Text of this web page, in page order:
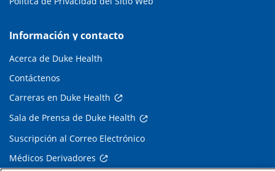
Información y contacto
Acerca de Duke Health
Contáctenos
Carreras en Duke Health
Sala de Prensa de Duke Health
Suscripción al Correo Electrónico
Médicos Derivadores